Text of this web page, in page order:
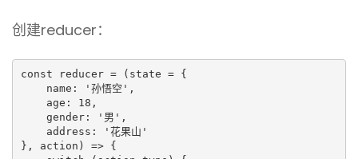
创建reducer：
const reducer = (state = {
}, action) => {